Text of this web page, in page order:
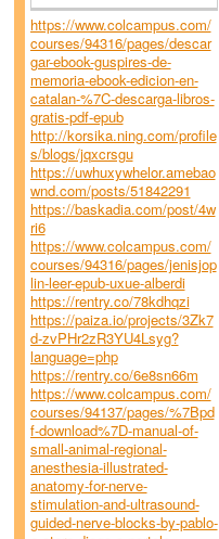
https://www.colcampus.com/
courses/94316/pages/descar
gar-ebook-guspires-de-
memoria-ebook-edicion-en-
catalan-%7C-descarga-libros-
gratis-pdf-epub
http://korsika.ning.com/profile
s/blogs/jqxcrsgu
https://uwhuxywhelor.amebao
wnd.com/posts/51842291
https://baskadia.com/post/4w
ri6
https://www.colcampus.com/
courses/94316/pages/jenisjop
lin-leer-epub-uxue-alberdi
https://rentry.co/78kdhqzi
https://paiza.io/projects/3Zk7
d-zvPHr2zR3YU4Lsyg?
language=php
https://rentry.co/6e8sn66m
https://www.colcampus.com/
courses/94137/pages/%7Bpd
f-download%7D-manual-of-
small-animal-regional-
anesthesia-illustrated-
anatomy-for-nerve-
stimulation-and-ultrasound-
guided-nerve-blocks-by-pablo-